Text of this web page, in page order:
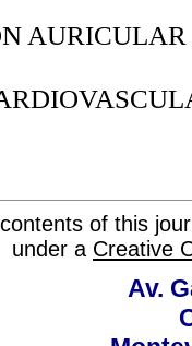
AURICULAR
of this
under a Creative
Av.